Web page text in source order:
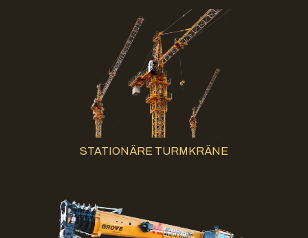
STATIONÄRE TURMKRÄNE